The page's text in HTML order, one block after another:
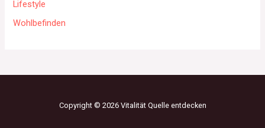
Lifestyle
Wohlbefinden
Copyright © 2026 Vitalität Quelle entdecken